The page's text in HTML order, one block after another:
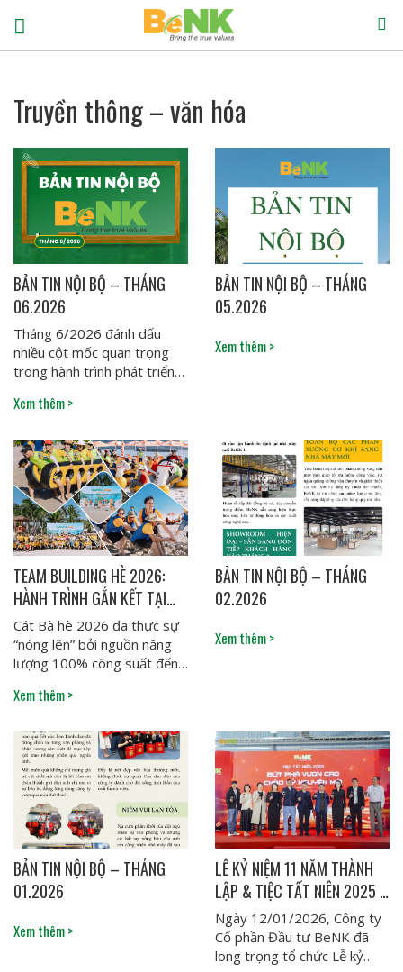
Trang chủ
Tuyển dụng
Truyền thông – văn hóa
Tin tức
Truyền thông – văn hóa
BẢN TIN NỘI BỘ – THÁNG
06.2026
Tháng 6/2026 đánh dấu
nhiều cột mốc quan trọng
trong hành trình phát triển
nỗ lực không ngừng trong...
Xem thêm >
BẢN TIN NỘI BỘ – THÁNG
05.2026
Xem thêm >
TEAM BUILDING HÈ 2026:
HÀNH TRÌNH GẮN KẾT TẠI
BENK
Cát Bà hè 2026 đã thực sự
“nóng lên” bởi nguồn năng
lượng 100% công suất đến
chỉ...
Xem thêm >
BẢN TIN NỘI BỘ – THÁNG
02.2026
Xem thêm >
BẢN TIN NỘI BỘ – THÁNG
01.2026
Xem thêm >
LỄ KỶ NIỆM 11 NĂM THÀNH
LẬP & TIỆC TẤT NIÊN 2025 –
BỨT PHÁ VƯƠN CAO, CHÀO
KỶ NGUYÊN MỚI
Ngày 12/01/2026, Công ty
Cổ phần Đầu tư BeNK đã
long trọng tổ chức Lễ kỷ